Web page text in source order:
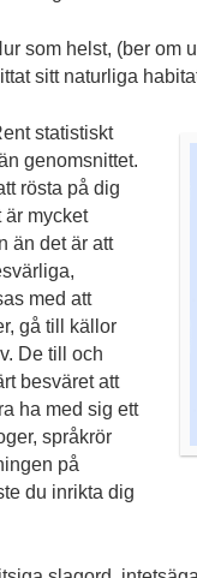
som helst, (ber om
sitt naturliga
statistiskt
genomsnittet.
rösta på dig
är mycket
än det är att
med att
gå till källor
De till och
besväret att
ha med sig ett
språkrör
på
du inrikta dig